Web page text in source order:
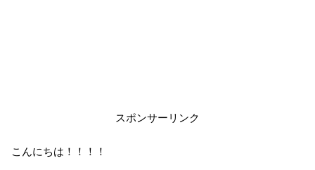
スポンサーリンク
こんにちは！！！！